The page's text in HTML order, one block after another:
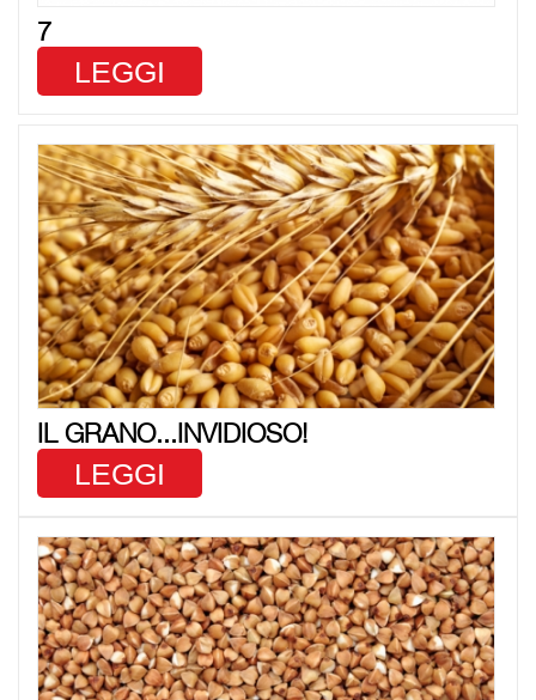
7
LEGGI
IL GRANO...INVIDIOSO!
LEGGI